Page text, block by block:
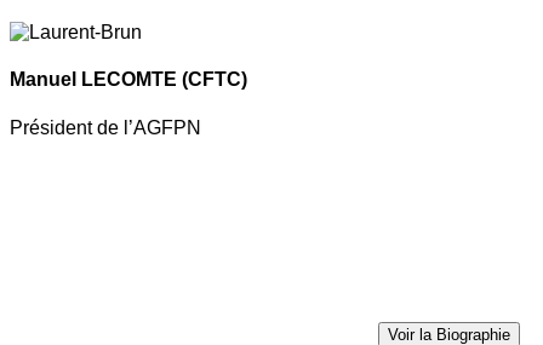
Manuel LECOMTE (CFTC)
Président de l’AGFPN
Voir la Biographie